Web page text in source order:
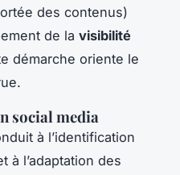
des contenus)
de la visibilité
démarche oriente le
social media
à l’identification
à l’adaptation des